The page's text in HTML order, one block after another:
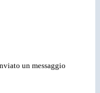
un messaggio